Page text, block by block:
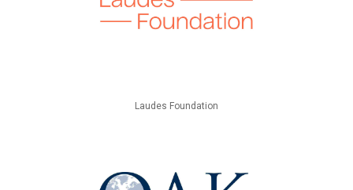
Laudes Foundation